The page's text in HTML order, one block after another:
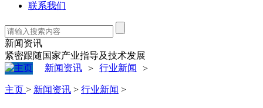
联系我们
新闻资讯
紧密跟随国家产业指导及技术发展
新闻资讯 > 行业新闻 >
主页 > 新闻资讯 > 行业新闻 >